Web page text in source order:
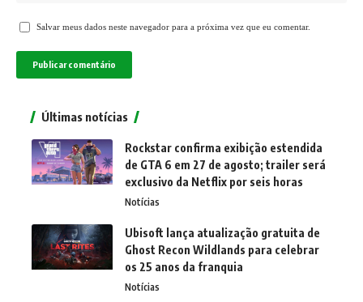
Salvar meus dados neste navegador para a próxima vez que eu comentar.
Últimas notícias
Rockstar confirma exibição estendida
de GTA 6 em 27 de agosto; trailer será
exclusivo da Netflix por seis horas
Notícias
Ubisoft lança atualização gratuita de
Ghost Recon Wildlands para celebrar
os 25 anos da franquia
Notícias